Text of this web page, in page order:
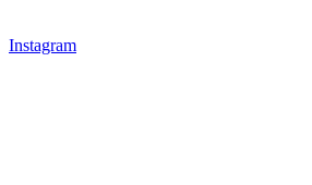
Instagram